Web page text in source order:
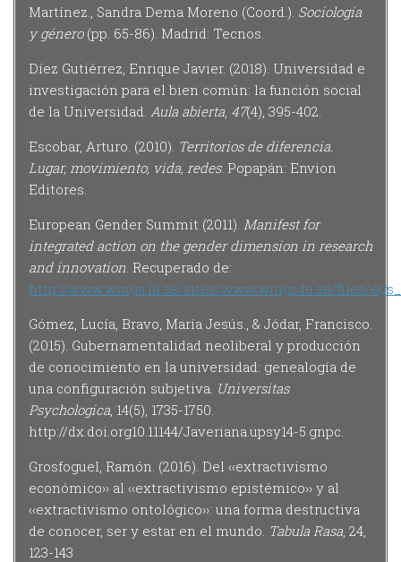
Martínez., Sandra Dema Moreno (Coord.). Sociología
y género(pp. 65-86). Madrid: Tecnos.
Díez Gutiérrez, Enrique Javier. (2018). Universidad e
investigación para el bien común: la función social
de la Universidad. Aula abierta 47(4), 395-402.
Escobar, Arturo. (2010). Territorios de diferencia.
Lugar, movimiento, vida, redes. Popapán: Envion
Editores.
European Gender Summit (2011). Manifest for
integrated action on the gender dimension in research
and innovation . Recuperado de:
http://www.wings.lu.se/sites/www.wings.lu.se/files/
Gómez, Lucía, Bravo, María Jesús., & Jódar, Francisco.
(2015). Gubernamentalidad neoliberal y producción
de conocimiento en la universidad: genealogía de
una configuración subjetiva. Universitas
Psychologica , 14(5), 1735-1750.
http://dx.doi.org10.11144/Javeriana.upsy14-5.gnpc.
Grosfoguel, Ramón. (2016). Del ‹‹extractivismo
económico›› al ‹‹extractivismo epistémico›› y al
‹‹extractivismo ontológico››: una forma destructiva
de conocer, ser y estar en el mundo. Tabula Rasa , 24,
123-143